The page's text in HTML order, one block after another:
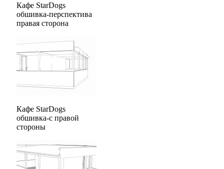
Кафе StarDogs
обшивка-перспектива
правая сторона
Кафе StarDogs
обшивка-с правой
стороны